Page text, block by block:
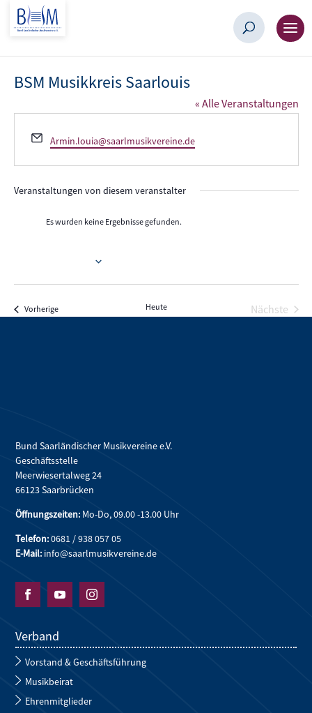
BSM Musikkreis Saarlouis
« Alle Veranstaltungen
Email
Armin.louia@saarlmusikvereine.de
Veranstaltungen von diesem veranstalter
HinweisEs wurden keine Ergebnisse gefunden.
Datum
VorherigeVeranstaltungen Heute
Nächste
Bund Saarländischer Musikvereine e.V.
Geschäftsstelle
Meerwiesertalweg 24
66123 Saarbrücken
Öffnungszeiten: Mo-Do, 09.00 -13.00 Uhr
Telefon:0681 / 938 057 05
E-Mail: info@saarlmusikvereine.de
  
Verband
Vorstand & Geschäftsführung
Musikbeirat
Ehrenmitglieder